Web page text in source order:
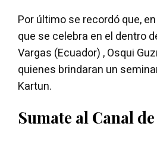
Por último se recordó que,
que se celebra en el dentro
Vargas (Ecuador) , Osqui
quienes brindaran un
Kartun.
Sumate al Canal